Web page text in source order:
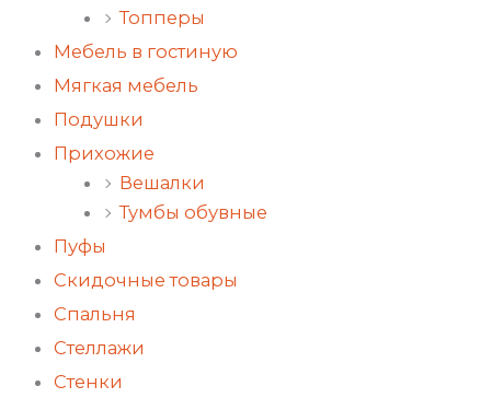
Топперы
Мебель в гостиную
Мягкая мебель
Подушки
Прихожие
Вешалки
Тумбы обувные
Пуфы
Скидочные товары
Спальня
Стеллажи
Стенки